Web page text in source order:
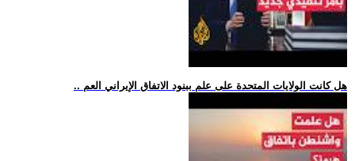
.. هل كانت الولايات المتحدة على علم ببنود الاتفاق الإيراني العم